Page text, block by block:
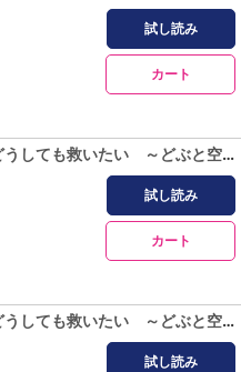
試し読み
カート
町人Ａは悪役令嬢をどうしても救いたい ～どぶと空と氷の姫君～８【電子書店共通特典イラスト付】
試し読み
カート
町人Ａは悪役令嬢をどうしても救いたい ～どぶと空と氷の姫君～９【電子書店共通特典イラスト付】
試し読み